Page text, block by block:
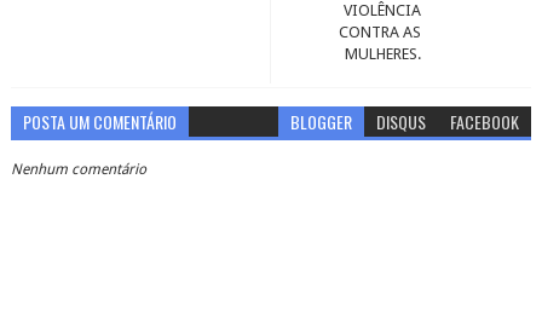
VIOLÊNCIA
CONTRA AS
MULHERES.
POSTA UM COMENTÁRIO BLOGGER DISQUS FACEBOOK
Nenhum comentário